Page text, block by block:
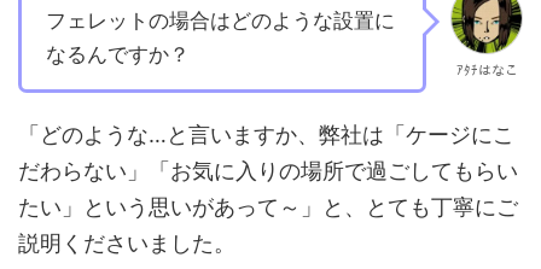
フェレットの場合はどのような設置に
なるんですか？
ｱﾀﾁはなこ
「どのような…と言いますか、弊社は「ケージにこ
だわらない」「お気に入りの場所で過ごしてもらい
たい」という思いがあって～」と、とても丁寧にご
説明くださいました。